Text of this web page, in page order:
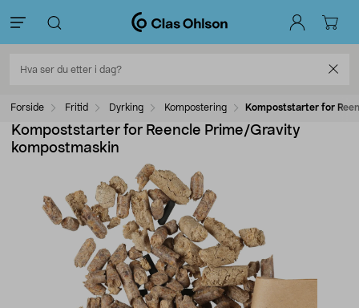
Forside Fritid Dyrking Kompostering Kompoststarter for
Kompoststarter for Reencle Prime/Gravity
kompostmaskin